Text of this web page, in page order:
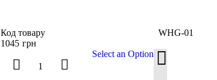
Код товару
WHG-01
грн
1045
Select an Option